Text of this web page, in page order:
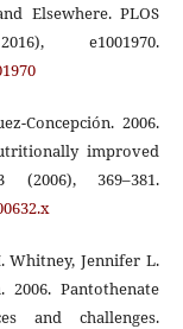
Elsewhere. PLOS
e1001970.
Concepción. 2006.
improved
369–381.
Whitney, Jennifer L.
Pantothenate
and challenges.